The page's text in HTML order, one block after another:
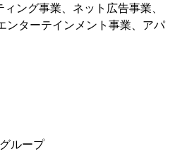
ング事業、ネット広告事業、
ンターテインメント事業、アパ
ループ